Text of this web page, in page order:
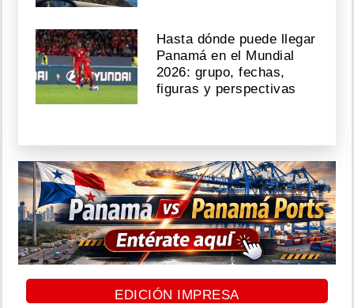
Hasta dónde puede llegar
Panamá en el Mundial
2026: grupo, fechas,
figuras y perspectivas
EDICIÓN IMPRESA